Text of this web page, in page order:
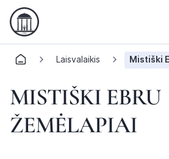
Laisvalaikis Mistiški
MISTIŠKI EBRU
ŽEMĖLAPIAI